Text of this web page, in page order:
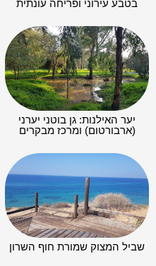
בטבע עירוני ופריחה עונתית
יער האילנות: גן בוטני יערני
(ארבורטום) ומרכז מבקרים
שביל המצוק שמורת חוף השרון